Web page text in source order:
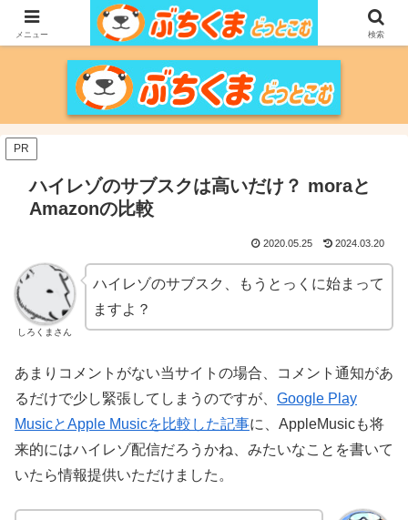
家づくりをメインに、家電、PC/MACなどのレビュー、育児、新潟の情報を気
の向くままに、気が済むまで調べ上げるブログです。
PR
ハイレゾのサブスクは高いだけ？ moraと
Amazonの比較
2020.05.25 2024.03.20
しろくまさん
ハイレゾのサブスク、もうとっくに始まって
ますよ？
あまりコメントがない当サイトの場合、コメント通知があ
るだけで少し緊張してしまうのですが、 Google Play
MusicとApple Musicを比較した記事に、AppleMusicも将
来的にはハイレゾ配信だろうかね、みたいなことを書いて
いたら情報提供いただけました。
メニュー 検索